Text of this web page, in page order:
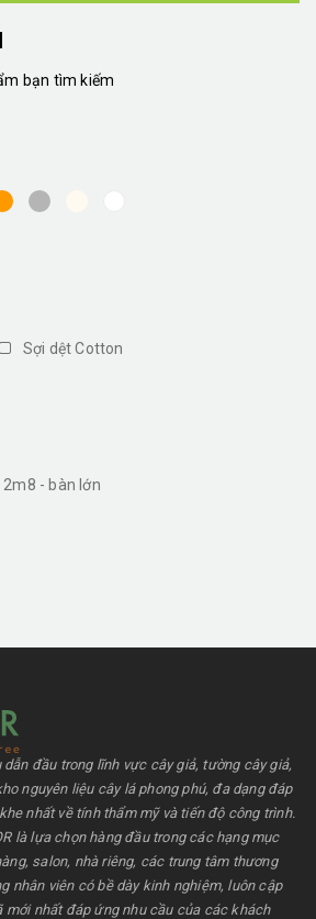
bạn tìm kiếm
Sợi dệt Cotton
2m8 - bàn lớn
đầu trong lĩnh vực cây giả, tường cây giả,
nguyên liệu cây lá phong phú, đa dạng đáp
nhất về tính thẩm mỹ và tiến độ công trình.
là lựa chọn hàng đầu trong các hạng mục
salon, nhà riêng, các trung tâm thương
nhân viên có bề dày kinh nghiệm, luôn cập
mới nhất đáp ứng nhu cầu của các khách